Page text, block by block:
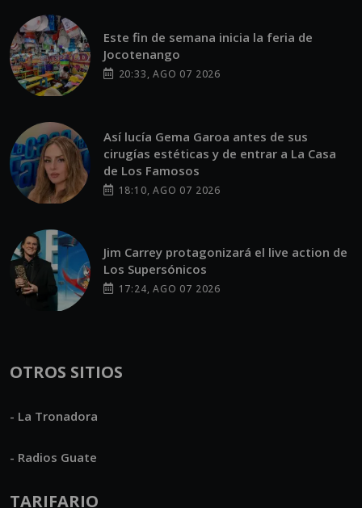
Este fin de semana inicia la feria de
Jocotenango
20:33, AGO 07 2026
Así lucía Gema Garoa antes de sus
cirugías estéticas y de entrar a La Casa
de Los Famosos
18:10, AGO 07 2026
Jim Carrey protagonizará el live action de
Los Supersónicos
17:24, AGO 07 2026
OTROS SITIOS
- La Tronadora
- Radios Guate
TARIFARIO